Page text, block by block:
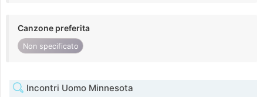
Canzone preferita
Non specificato
Incontri Uomo Minnesota